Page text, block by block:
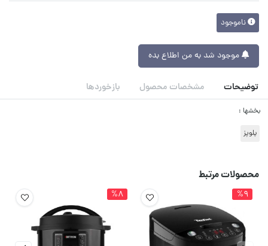
ناموجود
موجود شد به من اطلاع بده
توضیحات مشخصات محصول بازخوردها
بخشها :
پلوپز
محصولات مرتبط
%9
%8